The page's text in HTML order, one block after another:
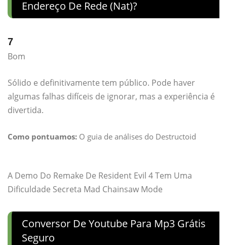
Endereço De Rede (nat)?
7
Bom
Sólido e definitivamente tem público. Pode haver
algumas falhas difíceis de ignorar, mas a experiência é
divertida.
Como pontuamos: O guia de análises do Destructoid
A Demo Do Remake De Resident Evil 4 Tem Uma
Dificuldade Secreta Mad Chainsaw Mode
Conversor De Youtube Para Mp3 Grátis
Seguro